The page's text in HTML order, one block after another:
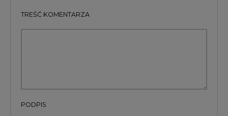
TREŚĆ KOMENTARZA
PODPIS